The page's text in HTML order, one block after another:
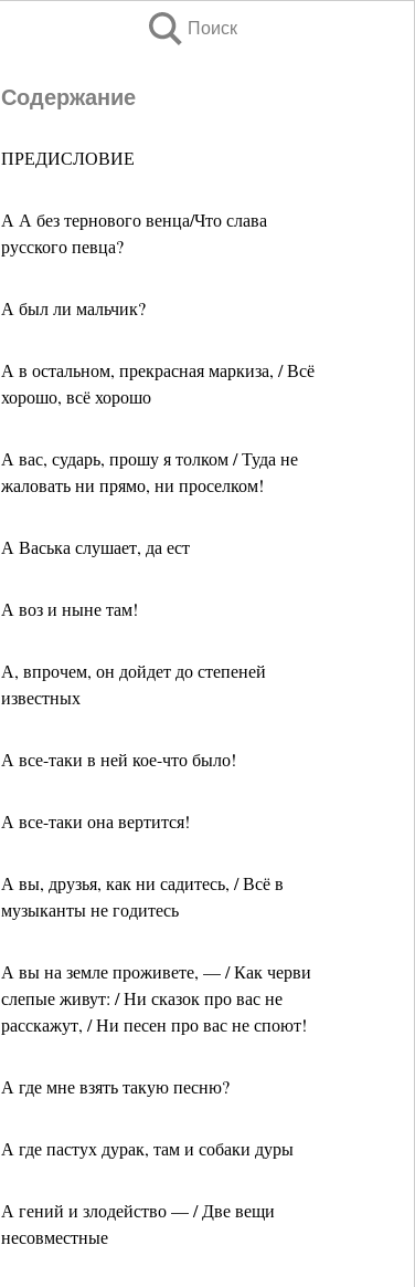
Поиск
Содержание
ПРЕДИСЛОВИЕ
А А без тернового венца/Что слава
русского певца?
А был ли мальчик?
А в остальном, прекрасная маркиза, / Всё
хорошо, всё хорошо
А вас, сударь, прошу я толком / Туда не
жаловать ни прямо, ни проселком!
А Васька слушает, да ест
А воз и ныне там!
А, впрочем, он дойдет до степеней
известных
А все-таки в ней кое-что было!
А все-таки она вертится!
А вы, друзья, как ни садитесь, / Всё в
музыканты не годитесь
А вы на земле проживете, — / Как черви
слепые живут: / Ни сказок про вас не
расскажут, / Ни песен про вас не споют!
А где мне взять такую песню?
А где пастух дурак, там и собаки дуры
А гений и злодейство — / Две вещи
несовместные